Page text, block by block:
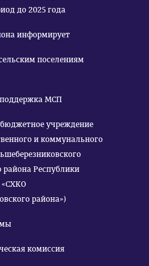
Мордовия на период до 2025 года
информирует
поселениям
МСП
учреждение
и коммунального
Республики
района»)
комиссия